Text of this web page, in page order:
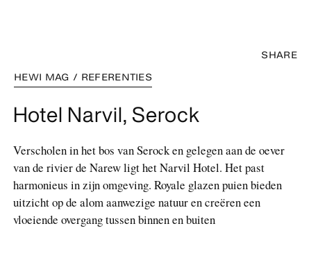
SHARE
HEWI MAG / REFERENTIES
Hotel Narvil, Serock
Verscholen in het bos van Serock en gelegen aan de oever
van de rivier de Narew ligt het Narvil Hotel. Het past
harmonieus in zijn omgeving. Royale glazen puien bieden
uitzicht op de alom aanwezige natuur en creëren een
vloeiende overgang tussen binnen en buiten